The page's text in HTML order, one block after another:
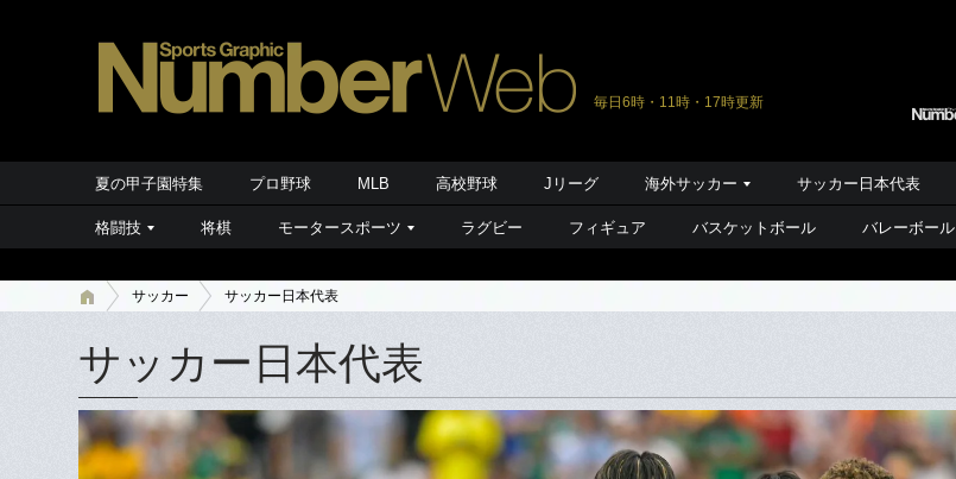
毎日6時・11時・17時更新
夏の甲子園特集 プロ野球 MLB 高校野球 Jリーグ 海外サッカー サッカー日本代表
格闘技 将棋 モータースポーツ ラグビー フィギュア バスケットボール バレーボール
サッカー サッカー日本代表
サッカー日本代表